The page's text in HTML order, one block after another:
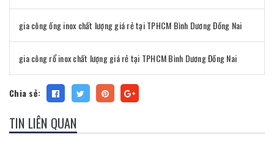
gia công ống inox chất lượng giá rẻ tại TPHCM Bình Dương Đồng Nai
gia công rổ inox chất lượng giá rẻ tại TPHCM Bình Dương Đồng Nai
Chia sẻ:
TIN LIÊN QUAN